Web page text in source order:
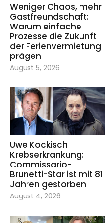
Weniger Chaos, mehr
Gastfreundschaft:
Warum einfache
Prozesse die Zukunft
der Ferienvermietung
prägen
August 5, 2026
Uwe Kockisch
Krebserkrankung:
Commissario-
Brunetti-Star ist mit 81
Jahren gestorben
August 4, 2026